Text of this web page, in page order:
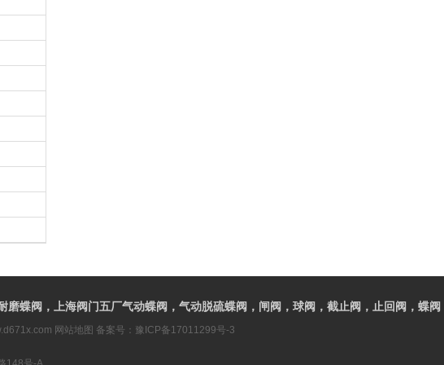
磨蝶阀，上海阀门五厂气动蝶阀，气动脱硫蝶阀，闸阀，球阀，截止阀，止回阀，蝶阀
网站地图 备案号： 豫ICP备17011299号-3